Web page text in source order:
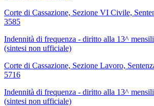
Corte di Cassazione, Sezione VI Civile,
3585
Indennità di frequenza - diritto alla 13^
(sintesi non ufficiale)
Corte di Cassazione, Sezione Lavoro,
5716
Indennità di frequenza - diritto alla 13^
(sintesi non ufficiale)